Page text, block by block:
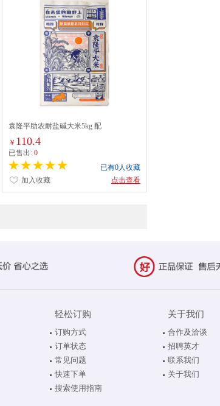
袁隆平助农耐盐碱大米5kg 配
￥ 110.4
已售出: 0
已有0人收藏
点击查看
加入收藏
轻松订购
订购方式
订单状态
常见问题
快速下单
搜索使用指南
关于我们
合作及洽谈
招聘英才
联系我们
关于我们